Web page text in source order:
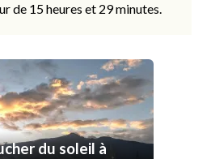
de 15 heures et 29 minutes.
du soleil à